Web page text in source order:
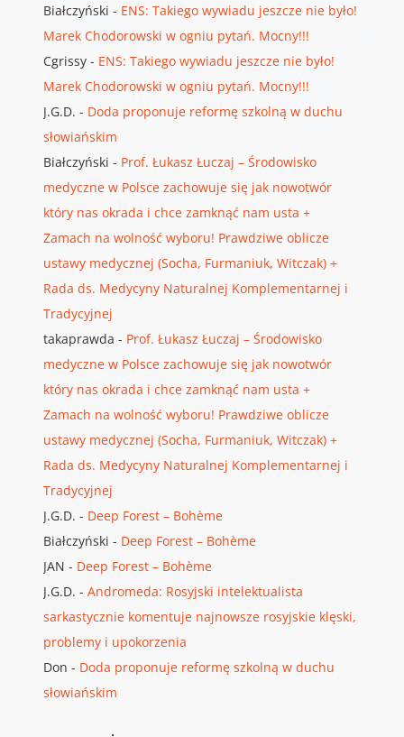
Białczyński - ENS: Takiego wywiadu jeszcze nie było!
Marek Chodorowski w ogniu pytań. Mocny!!!
Cgrissy- ENS: Takiego wywiadu jeszcze nie było!
Marek Chodorowski w ogniu pytań. Mocny!!!
J.G.D. - Doda proponuje reformę szkolną w duchu
słowiańskim
Białczyński - Prof. Łukasz Łuczaj – Środowisko
medyczne w Polsce zachowuje się jak nowotwór
który nas okrada i chce zamknąć nam usta +
Zamach na wolność wyboru! Prawdziwe oblicze
ustawy medycznej (Socha, Furmaniuk, Witczak) +
Rada ds. Medycyny Naturalnej Komplementarnej i
Tradycyjnej
takaprawda - Prof. Łukasz Łuczaj – Środowisko
medyczne w Polsce zachowuje się jak nowotwór
który nas okrada i chce zamknąć nam usta +
Zamach na wolność wyboru! Prawdziwe oblicze
ustawy medycznej (Socha, Furmaniuk, Witczak) +
Rada ds. Medycyny Naturalnej Komplementarnej i
Tradycyjnej
J.G.D. - Deep Forest – Bohème
Białczyński - Deep Forest – Bohème
JAN - Deep Forest – Bohème
J.G.D. - Andromeda: Rosyjski intelektualista
sarkastycznie komentuje najnowsze rosyjskie klęski,
problemy i upokorzenia
Don - Doda proponuje reformę szkolną w duchu
słowiańskim